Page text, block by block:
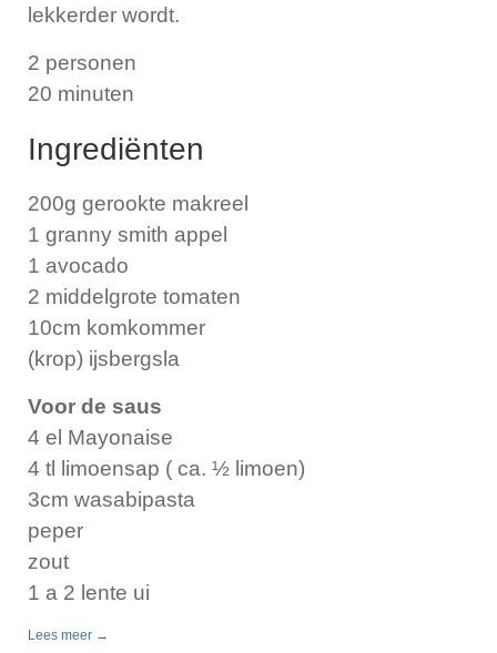
lekkerder wordt.
2 personen
20 minuten
Ingrediënten
200g gerookte makreel
1 granny smith appel
1 avocado
2 middelgrote tomaten
10cm komkommer
(krop) ijsbergsla
Voor de saus
4 el Mayonaise
4 tl limoensap ( ca. ½ limoen)
3cm wasabipasta
peper
zout
1 a 2 lente ui
Lees meer →